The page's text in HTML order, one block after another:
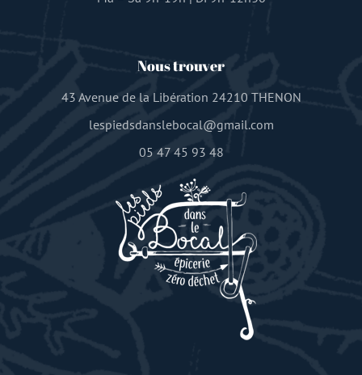
Nous trouver
43 Avenue de la Libération 24210 THENON
lespiedsdanslebocal@gmail.com
05 47 45 93 48